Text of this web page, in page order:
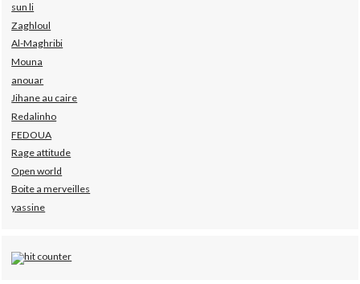
sun li
Zaghloul
Al-Maghribi
Mouna
anouar
Jihane au caire
Redalinho
FEDOUA
Rage attitude
Open world
Boite a merveilles
yassine